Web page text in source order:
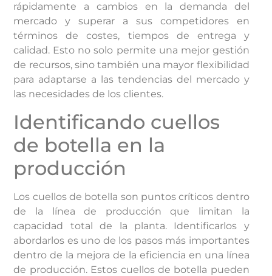
rápidamente a cambios en la demanda del
mercado y superar a sus competidores en
términos de costes, tiempos de entrega y
calidad. Esto no solo permite una mejor gestión
de recursos, sino también una mayor flexibilidad
para adaptarse a las tendencias del mercado y
las necesidades de los clientes.
Identificando cuellos
de botella en la
producción
Los cuellos de botella son puntos críticos dentro
de la línea de producción que limitan la
capacidad total de la planta. Identificarlos y
abordarlos es uno de los pasos más importantes
dentro de la mejora de la eficiencia en una línea
de producción. Estos cuellos de botella pueden